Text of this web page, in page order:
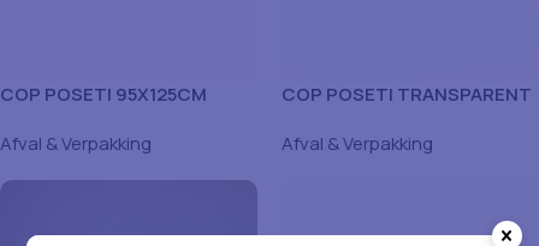
COP POSETI 95X125CM
Afval & Verpakking
COP POSETI TRANSPARENT
Afval & Verpakking